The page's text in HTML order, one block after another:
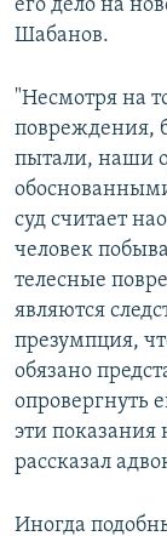
его дело на
Шабанов.
"Несмотря на
повреждения,
пытали, наши
суд считает
человек
телесные
являются
презумпция,
обязано
опровергнуть
эти
рассказал
Иногда